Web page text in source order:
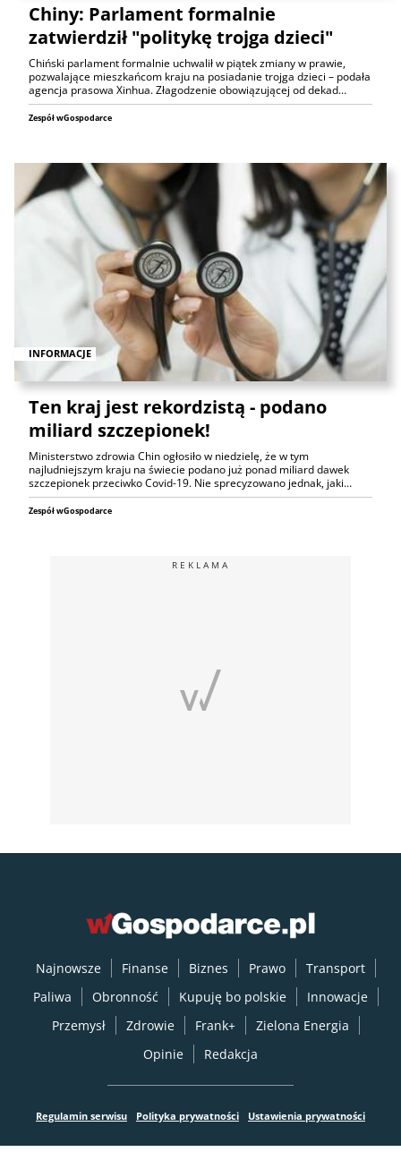
Chiny: Parlament formalnie
zatwierdził "politykę trojga dzieci"
Chiński parlament formalnie uchwalił w piątek zmiany w prawie,
pozwalające mieszkańcom kraju na posiadanie trojga dzieci – podała
agencja prasowa Xinhua. Złagodzenie obowiązującej od dekad…
Zespół wGospodarce
INFORMACJE
Ten kraj jest rekordzistą - podano
miliard szczepionek!
Ministerstwo zdrowia Chin ogłosiło w niedzielę, że w tym
najludniejszym kraju na świecie podano już ponad miliard dawek
szczepionek przeciwko Covid-19. Nie sprecyzowano jednak, jaki…
Zespół wGospodarce
REKLAMA
Najnowsze Finanse Biznes Prawo
Transport
Paliwa
Obronność Kupuję bo polskie
Innowacje
Przemysł
Zdrowie Frank+
Zielona Energia
Opinie
Redakcja
Regulamin serwisu Polityka prywatności Ustawienia prywatności